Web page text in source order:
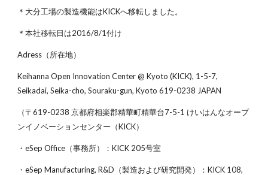
＊大分工場の製造機能はKICKへ移転しました。
＊本社移転日は2016/8/1付け
Adress（所在地）
Keihanna Open Innovation Center @ Kyoto (KICK), 1-5-7,
Seikadai, Seika-cho, Souraku-gun, Kyoto 619-0238 JAPAN
（〒619-0238 京都府相楽郡精華町精華台7-5-1 けいはんなオープ
ンイノベーションセンター（KICK）
・eSep Office（事務所）：KICK 205号室
・eSep Manufacturing, R&D（製造および研究開発）：KICK 108,